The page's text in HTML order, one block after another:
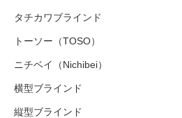
タチカワブラインド
トーソー（TOSO）
ニチベイ（Nichibei）
横型ブラインド
縦型ブラインド